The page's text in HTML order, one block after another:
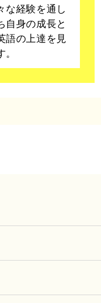
な経験を通し
自身の成長と
語の上達を見